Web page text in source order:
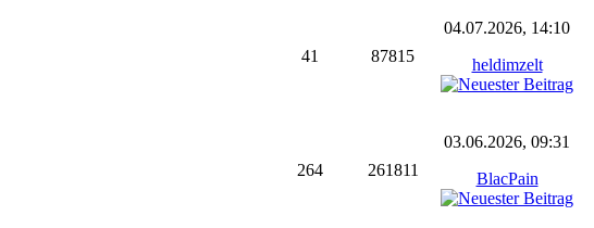
41 87815
04.07.2026, 14:10
heldimzelt
264 261811
03.06.2026, 09:31
BlacPain